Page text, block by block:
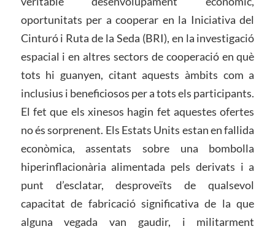
oportunitats per a cooperar en la Iniciativa del
Cinturó i Ruta de la Seda (BRI), en la investigació
espacial i en altres sectors de cooperació en què
tots hi guanyen, citant aquests àmbits com a
inclusius i beneficiosos per a tots els participants.
El fet que els xinesos hagin fet aquestes ofertes
no és sorprenent. Els Estats Units estan en fallida
econòmica, assentats sobre una bombolla
hiperinflacionària alimentada pels derivats i a
punt d’esclatar, desproveïts de qualsevol
capacitat de fabricació significativa de la que
alguna vegada van gaudir, i militarment